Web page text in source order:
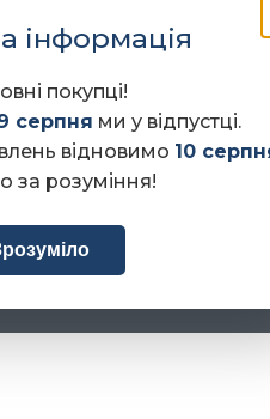
інформація
покупці!
серпня ми у відпустці.
відновимо 10
за розуміння!